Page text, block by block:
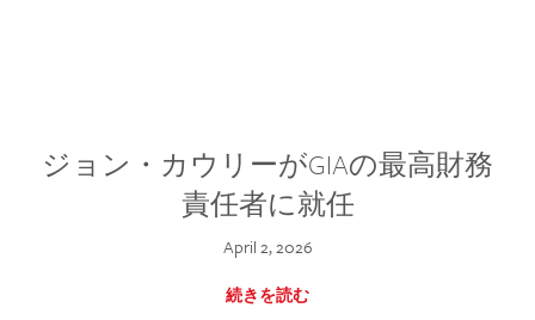
ジョン・カウリーがGIAの最高財務
責任者に就任
April 2, 2026
続きを読む